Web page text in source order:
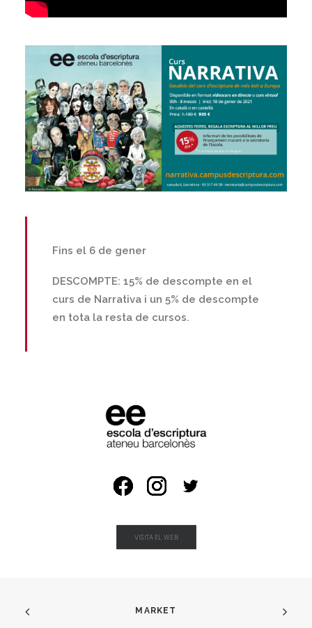
Fins el 6 de gener
DESCOMPTE: 15% de descompte en el
curs de Narrativa i un 5% de descompte
en tota la resta de cursos.
VISITA EL WEB
MARKET